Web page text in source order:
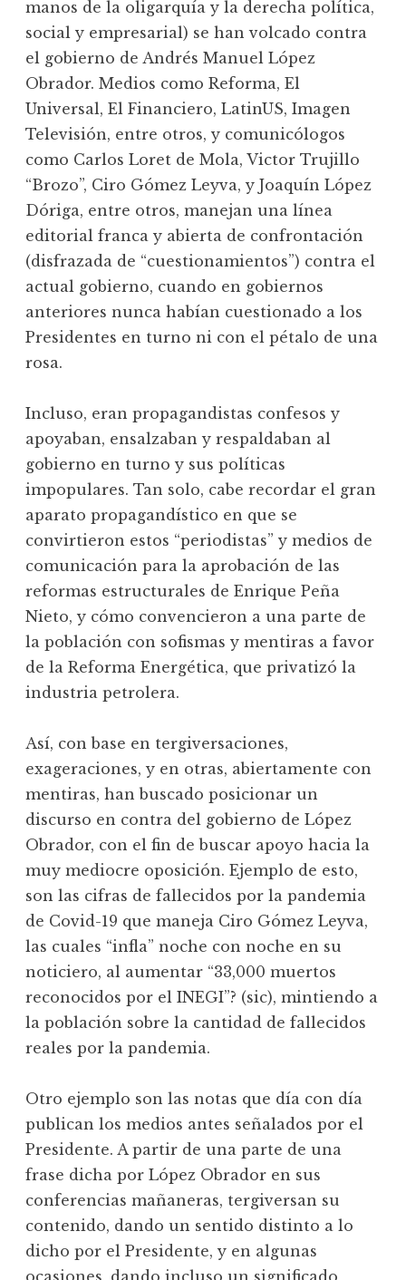
manos de la oligarquía y la derecha política,
social y empresarial) se han volcado contra
el gobierno de Andrés Manuel López
Obrador. Medios como Reforma, El
Universal, El Financiero, LatinUS, Imagen
Televisión, entre otros, y comunicólogos
como Carlos Loret de Mola, Victor Trujillo
“Brozo”, Ciro Gómez Leyva, y Joaquín López
Dóriga, entre otros, manejan una línea
editorial franca y abierta de confrontación
(disfrazada de “cuestionamientos”) contra el
actual gobierno, cuando en gobiernos
anteriores nunca habían cuestionado a los
Presidentes en turno ni con el pétalo de una
rosa.
Incluso, eran propagandistas confesos y
apoyaban, ensalzaban y respaldaban al
gobierno en turno y sus políticas
impopulares. Tan solo, cabe recordar el gran
aparato propagandístico en que se
convirtieron estos “periodistas” y medios de
comunicación para la aprobación de las
reformas estructurales de Enrique Peña
Nieto, y cómo convencieron a una parte de
la población con sofismas y mentiras a favor
de la Reforma Energética, que privatizó la
industria petrolera.
Así, con base en tergiversaciones,
exageraciones, y en otras, abiertamente con
mentiras, han buscado posicionar un
discurso en contra del gobierno de López
Obrador, con el fin de buscar apoyo hacia la
muy mediocre oposición. Ejemplo de esto,
son las cifras de fallecidos por la pandemia
de Covid-19 que maneja Ciro Gómez Leyva,
las cuales “infla” noche con noche en su
noticiero, al aumentar “33,000 muertos
reconocidos por el INEGI”? (sic), mintiendo a
la población sobre la cantidad de fallecidos
reales por la pandemia.
Otro ejemplo son las notas que día con día
publican los medios antes señalados por el
Presidente. A partir de una parte de una
frase dicha por López Obrador en sus
conferencias mañaneras, tergiversan su
contenido, dando un sentido distinto a lo
dicho por el Presidente, y en algunas